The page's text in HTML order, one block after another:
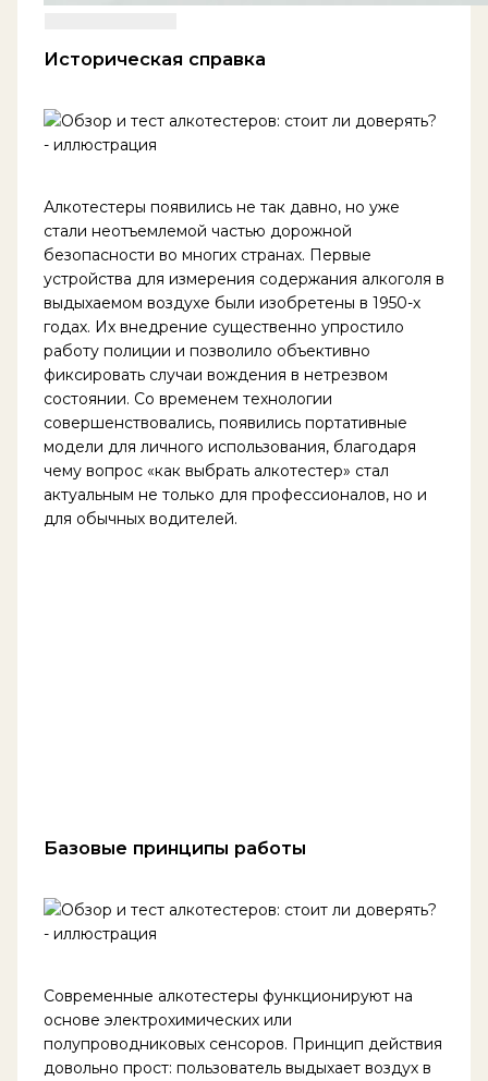
Историческая справка
Алкотестеры появились не так давно, но уже
стали неотъемлемой частью дорожной
безопасности во многих странах. Первые
устройства для измерения содержания алкоголя в
выдыхаемом воздухе были изобретены в 1950-х
годах. Их внедрение существенно упростило
работу полиции и позволило объективно
фиксировать случаи вождения в нетрезвом
состоянии. Со временем технологии
совершенствовались, появились портативные
модели для личного использования, благодаря
чему вопрос «как выбрать алкотестер» стал
актуальным не только для профессионалов, но и
для обычных водителей.
Базовые принципы работы
Современные алкотестеры функционируют на
основе электрохимических или
полупроводниковых сенсоров. Принцип действия
довольно прост: пользователь выдыхает воздух в